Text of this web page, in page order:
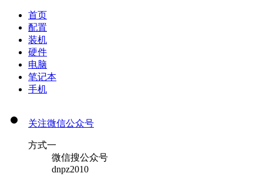
首页
配置
装机
硬件
电脑
笔记本
手机
关注微信公众号
方式一
微信搜公众号
dnpz2010